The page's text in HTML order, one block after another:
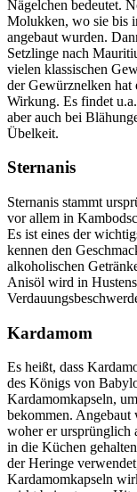
Nägelchen bedeutet.
Molukken, wo sie bis
angebaut wurden.
Setzlinge nach
vielen klassischen
der Gewürznelken hat
Wirkung. Es findet
aber auch bei
Übelkeit.
Sternanis
Sternanis stammt
vor allem in
Es ist eines der
kennen den
alkoholischen
Anisöl wird in
Kardamom
Es heißt, dass
des Königs von
Kardamomkapseln,
bekommen.
woher er ursprünglich
in die Küchen
der Heringe
Kardamomkapseln